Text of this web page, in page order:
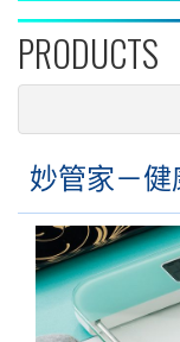
PRODUCTS
妙管家－健